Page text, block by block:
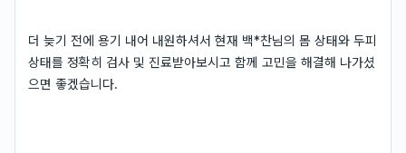
더 늦기 전에 용기 내어 내원하셔서 현재 백*찬님의 몸 상태와 두피
상태를 정확히 검사 및 진료받아보시고 함께 고민을 해결해 나가셨
으면 좋겠습니다.